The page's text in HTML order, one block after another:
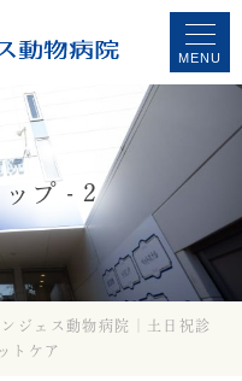
MENU
ップ - 2
ジェス動物病院｜土日祝診
トケア